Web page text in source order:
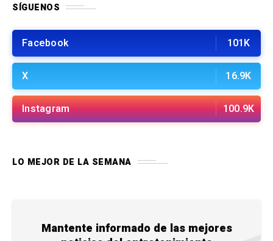
SÍGUENOS
Facebook 101K
X 16.9K
Instagram 100.9K
LO MEJOR DE LA SEMANA
Mantente informado de las mejores